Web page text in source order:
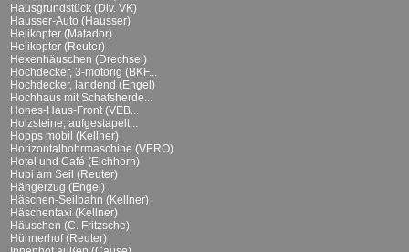
Hausgrundstück (Div. VK)
Hausser-Auto (Hausser)
Helikopter (Matador)
Helikopter (Reuter)
Hexenhäuschen (Drechsel)
Hochdecker, 3-motorig (BKF...
Hochdecker, landend (Engel)
Hochhaus mit Schafsherde...
Hohes-Haus-Front (VEB...
Holzsteine, aufgestapelt...
Hopps mobil (Kellner)
Horizontalbohrmaschine (VERO)
Hotel und Café (Eichhorn)
Hubi am Seil (Reuter)
Hängerzug (Engel)
Häschen-Seilbahn (Kellner)
Häschentaxi (Kellner)
Häuschen (C. Fritzsche)
Hühnerhof (Reuter)